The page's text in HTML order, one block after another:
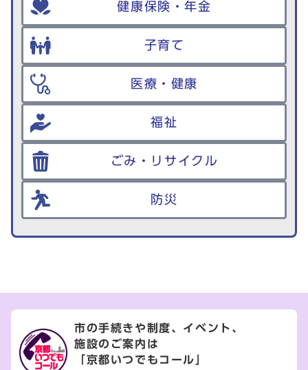
健康保険・年金
子育て
医療・健康
福祉
ごみ・リサイクル
防災
市の手続きや制度、イベント、
施設のご案内は
「京都いつでもコール」